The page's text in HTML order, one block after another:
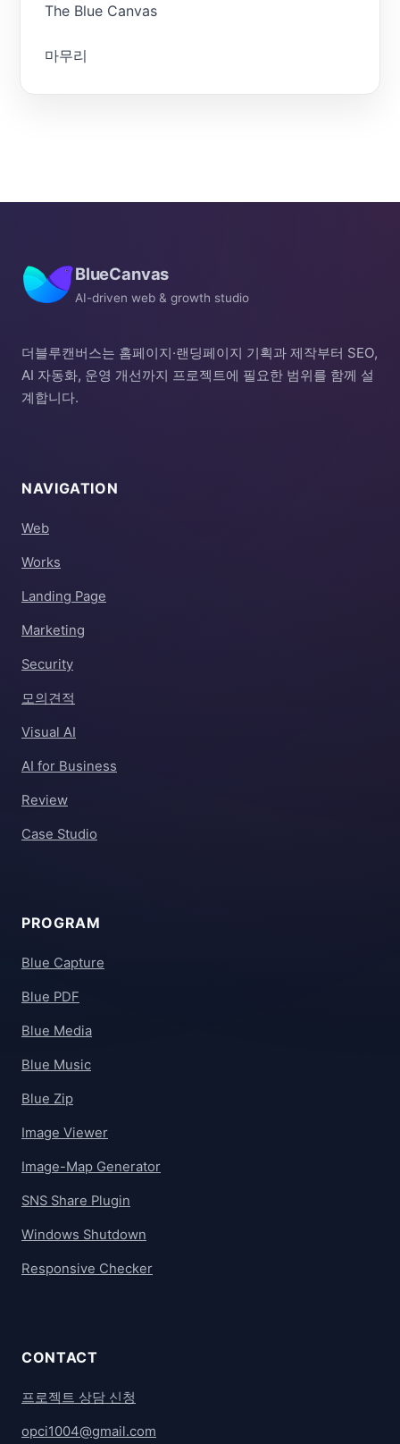
The Blue Canvas
마무리
BlueCanvas
AI-driven web & growth studio
더블루캔버스는 홈페이지·랜딩페이지 기획과 제작부터 SEO,
AI 자동화, 운영 개선까지 프로젝트에 필요한 범위를 함께 설
계합니다.
NAVIGATION
Web
Works
Landing Page
Marketing
Security
모의견적
Visual AI
AI for Business
Review
Case Studio
PROGRAM
Blue Capture
Blue PDF
Blue Media
Blue Music
Blue Zip
Image Viewer
Image-Map Generator
SNS Share Plugin
Windows Shutdown
Responsive Checker
CONTACT
프로젝트 상담 신청
opci1004@gmail.com